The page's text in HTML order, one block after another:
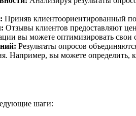
Приняв клиентоориентированный
Отзывы клиентов предоставляют
вы можете оптимизировать свои
Результаты опросов
Например, вы можете определить,
шаги: